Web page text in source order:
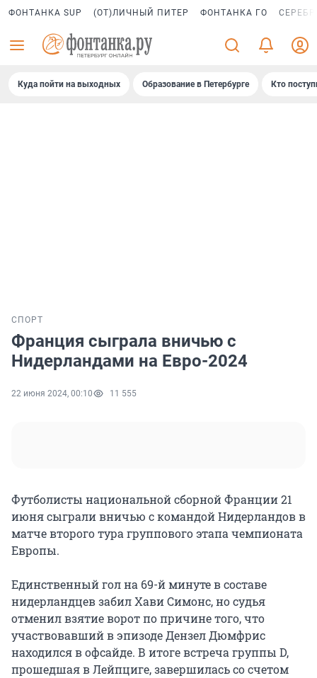
ФОНТАНКА SUP (ОТ)ЛИЧНЫЙ ПИТЕР ФОНТАНКА ГО
Куда пойти на выходных Образование в Петербурге Кто
СПОРТ
Франция сыграла вничью с
Нидерландами на Евро-2024
22 июня 2024, 00:10 11 555
Футболисты национальной сборной Франции 21
июня сыграли вничью с командой Нидерландов в
матче второго тура группового этапа чемпионата
Европы.
Единственный гол на 69-й минуте в составе
нидерландцев забил Хави Симонс, но судья
отменил взятие ворот по причине того, что
участвовавший в эпизоде Дензел Дюмфрис
находился в офсайде. В итоге встреча группы D,
прошедшая в Лейпциге, завершилась со счетом